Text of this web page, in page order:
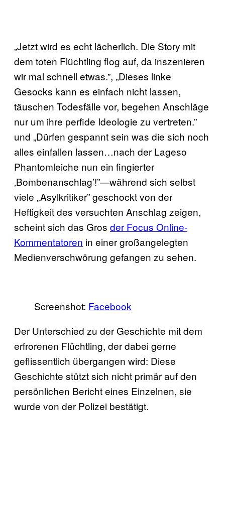
„Jetzt wird es echt lächerlich. Die Story mit
dem toten Flüchtling flog auf, da inszenieren
wir mal schnell etwas.”, „Dieses linke
Gesocks kann es einfach nicht lassen,
täuschen Todesfälle vor, begehen Anschläge
nur um ihre perfide Ideologie zu vertreten.”
und „Dürfen gespannt sein was die sich noch
alles einfallen lassen…nach der Lageso
Phantomleiche nun ein fingierter
‚Bombenanschlag’!”—während sich selbst
viele „Asylkritiker” geschockt von der
Heftigkeit des versuchten Anschlag zeigen,
scheint sich das Gros der Focus Online-
Kommentatoren in einer großangelegten
Medienverschwörung gefangen zu sehen.
Screenshot: Facebook
Der Unterschied zu der Geschichte mit dem
erfrorenen Flüchtling, der dabei gerne
geflissentlich übergangen wird: Diese
Geschichte stützt sich nicht primär auf den
persönlichen Bericht eines Einzelnen, sie
wurde von der Polizei bestätigt.